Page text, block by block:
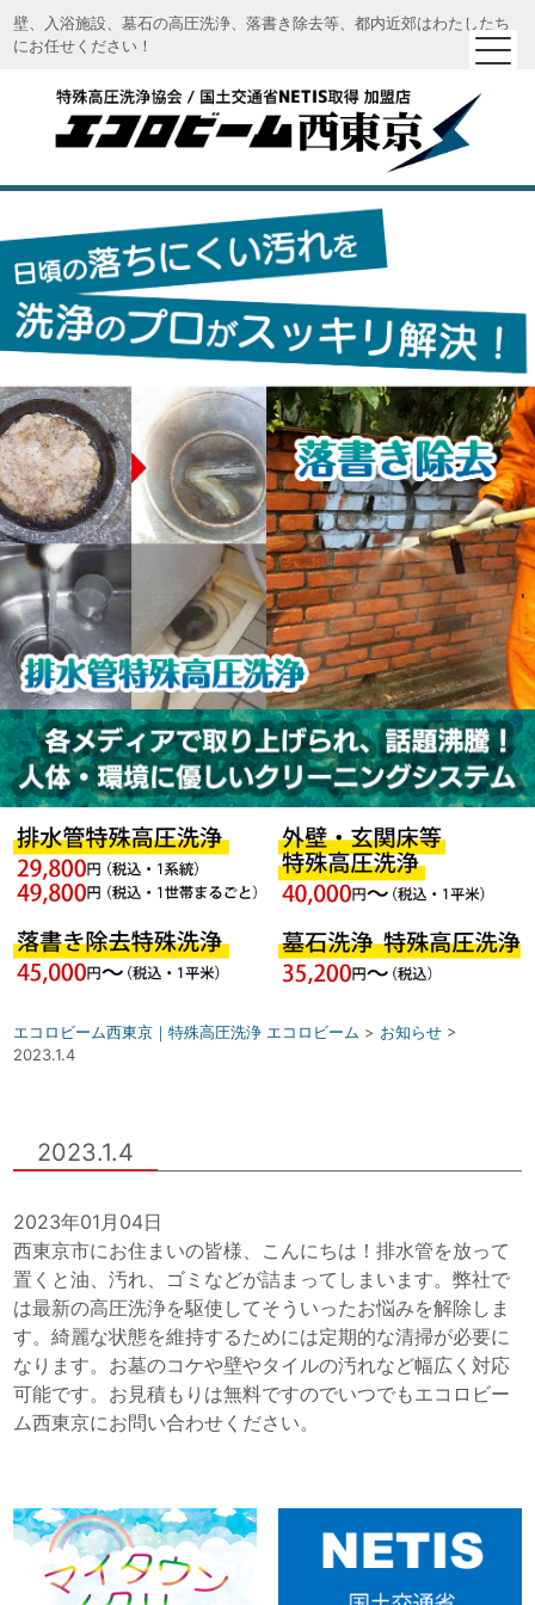
壁、入浴施設、墓石の高圧洗浄、落書き除去等、都内近郊はわたしたち
にお任せください！
エコロビーム西東京｜特殊高圧洗浄 エコロビーム
エコロビーム西東京｜特殊高圧洗浄 エコロビーム > お知らせ >
2023.1.4
2023.1.4
2023年01月04日
西東京市にお住まいの皆様、こんにちは！排水管を放って
置くと油、汚れ、ゴミなどが詰まってしまいます。弊社で
は最新の高圧洗浄を駆使してそういったお悩みを解除しま
す。綺麗な状態を維持するためには定期的な清掃が必要に
なります。お墓のコケや壁やタイルの汚れなど幅広く対応
可能です。お見積もりは無料ですのでいつでもエコロビー
ム西東京にお問い合わせください。